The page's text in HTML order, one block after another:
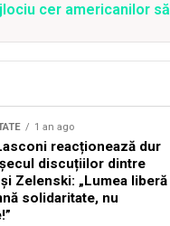
cer americanilor
1 an ago
reacționează dur
discuțiilor dintre
Zelenski: „Lumea liberă
solidaritate, nu